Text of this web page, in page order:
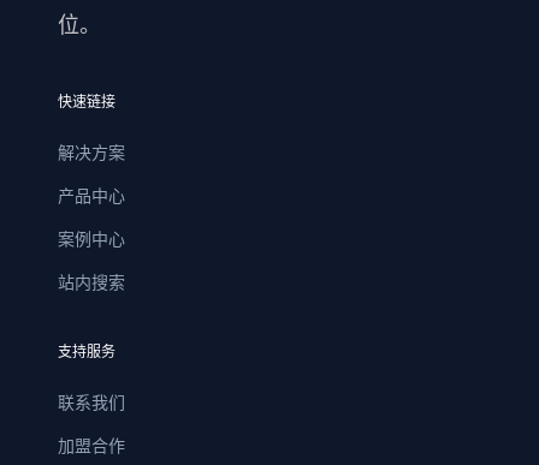
位。
快速链接
解决方案
产品中心
案例中心
站内搜索
支持服务
联系我们
加盟合作